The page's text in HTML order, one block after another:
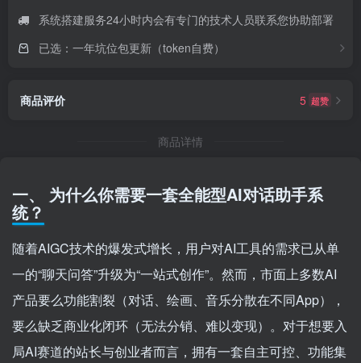
系统搭建服务24小时内会有专门的技术人员联系您协助部署
已选：一年坑位包更新（token自费）
商品评价 5 超赞
商品详情
一、 为什么你需要一套全能型AI对话助手系
统？
随着AIGC技术的爆发式增长，用户对AI工具的需求已从单
一的“聊天问答”升级为“一站式创作”。然而，市面上多数AI
产品要么功能割裂（对话、绘画、音乐分散在不同App），
要么缺乏商业化闭环（无法分销、难以变现）。对于想要入
局AI赛道的站长与创业者而言，拥有一套自主可控、功能集